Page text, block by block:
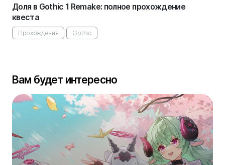
Доля в Gothic 1 Remake: полное прохождение
квеста
Прохождения Gothic
Вам будет интересно